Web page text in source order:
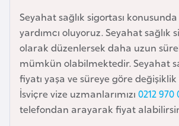
Seyahat sağlık sigortası
yardımcı oluyoruz. Seyahat sağlık
olarak düzenlersek daha uzun
mümkün olabilmektedir. Seyahat
fiyatı yaşa ve süreye göre
İsviçre vize uzmanlarımızı 0212 970
telefondan arayarak fiyat
B
e
n
i
n